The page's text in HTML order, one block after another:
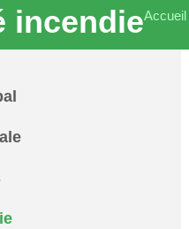
incendieAccueil